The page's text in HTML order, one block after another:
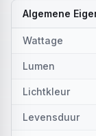
Algemene
Wattage
Lumen
Lichtkleur
Levensduur